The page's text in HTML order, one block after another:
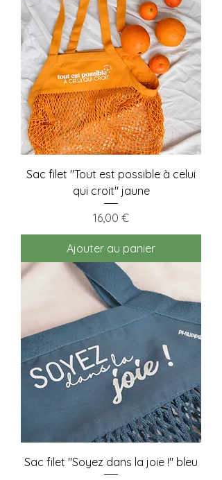
Sac filet "Tout est possible à celui
qui croit" jaune
Prix
16,00 €
Ajouter au panier
Sac filet "Soyez dans la joie !" bleu